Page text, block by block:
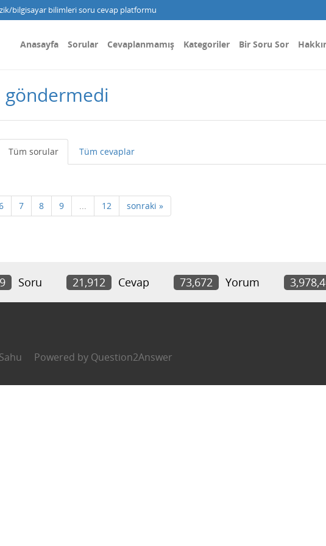
bilgisayar bilimleri soru cevap platformu
Anasayfa Sorular Cevaplanmamış Kategoriler Bir Soru Sor
Tüm sorular Tüm cevaplar
7 8 9 ... 12 sonraki »
Soru 21,912 Cevap 73,672 Yorum
Powered by Question2Answer